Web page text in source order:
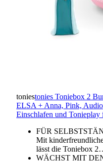
toniestonies Toniebox 2
ELSA + Anna, Pink,
Einschlafen und
FÜR
Mit
lässt die Toniebox
WÄCHST MIT